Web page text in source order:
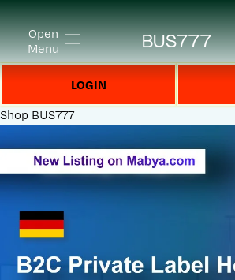
Open
Menu
BUS777
LOGIN
Shop BUS777